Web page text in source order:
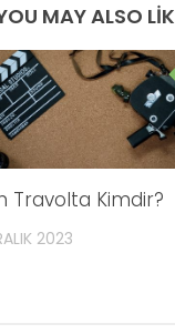
MAY ALSO
Travolta Kimdir?
2023